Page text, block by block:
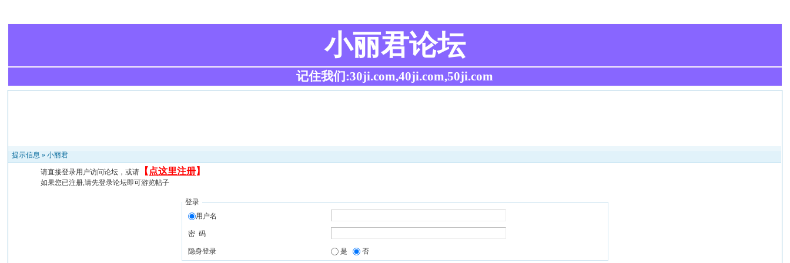
小丽君论坛
记住我们:30ji.com,40ji.com,50ji.com
提示信息 »小丽君
请直接登录用户访问论坛，或请 【 点这里注册】
如果您已注册,请先登录论坛即可游览帖子
登录
用户名
密 码
隐身登录 是 否